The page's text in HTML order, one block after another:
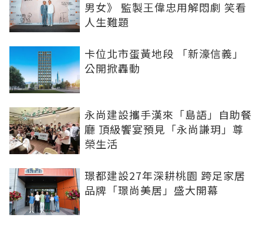
男女》 監製王偉忠用解悶劇 笑看
人生難題
卡位北市蛋黃地段 「新濠信義」
公開掀轟動
永尚建設攜手漢來「島語」自助餐
廳 頂級饗宴預見「永尚謙玥」尊
榮生活
璟都建設27年深耕桃園 跨足家居
品牌「璟尚美居」盛大開幕